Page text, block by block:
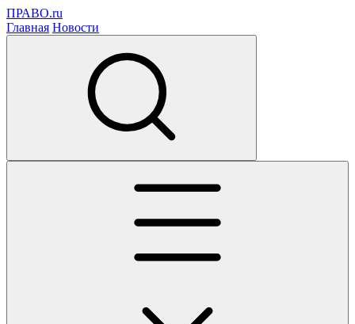
ПРАВО.ru
Главная Новости